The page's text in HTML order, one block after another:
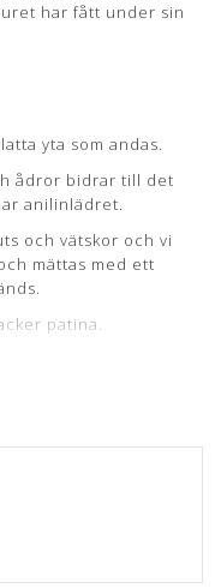
herhar fått under sin
yta som andas.
ådror bidrar till det
anilinlädret.
och vätskor och vi
mättas med ett
patina.